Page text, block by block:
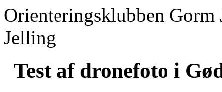
Orienteringsklubben
Jelling
Test af dronefoto i